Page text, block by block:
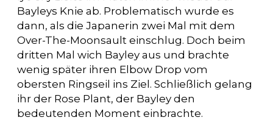
Bayleys Knie ab. Problematisch wurde es
dann, als die Japanerin zwei Mal mit dem
Over-The-Moonsault einschlug. Doch beim
dritten Mal wich Bayley aus und brachte
wenig später ihren Elbow Drop vom
obersten Ringseil ins Ziel. Schließlich gelang
ihr der Rose Plant, der Bayley den
bedeutenden Moment einbrachte.